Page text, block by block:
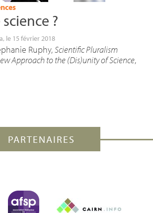
?
, le 15 février 2018
Ruphy,Scientific Pluralism
Approach to the (Dis)unity of Science,
PARTENAIRES